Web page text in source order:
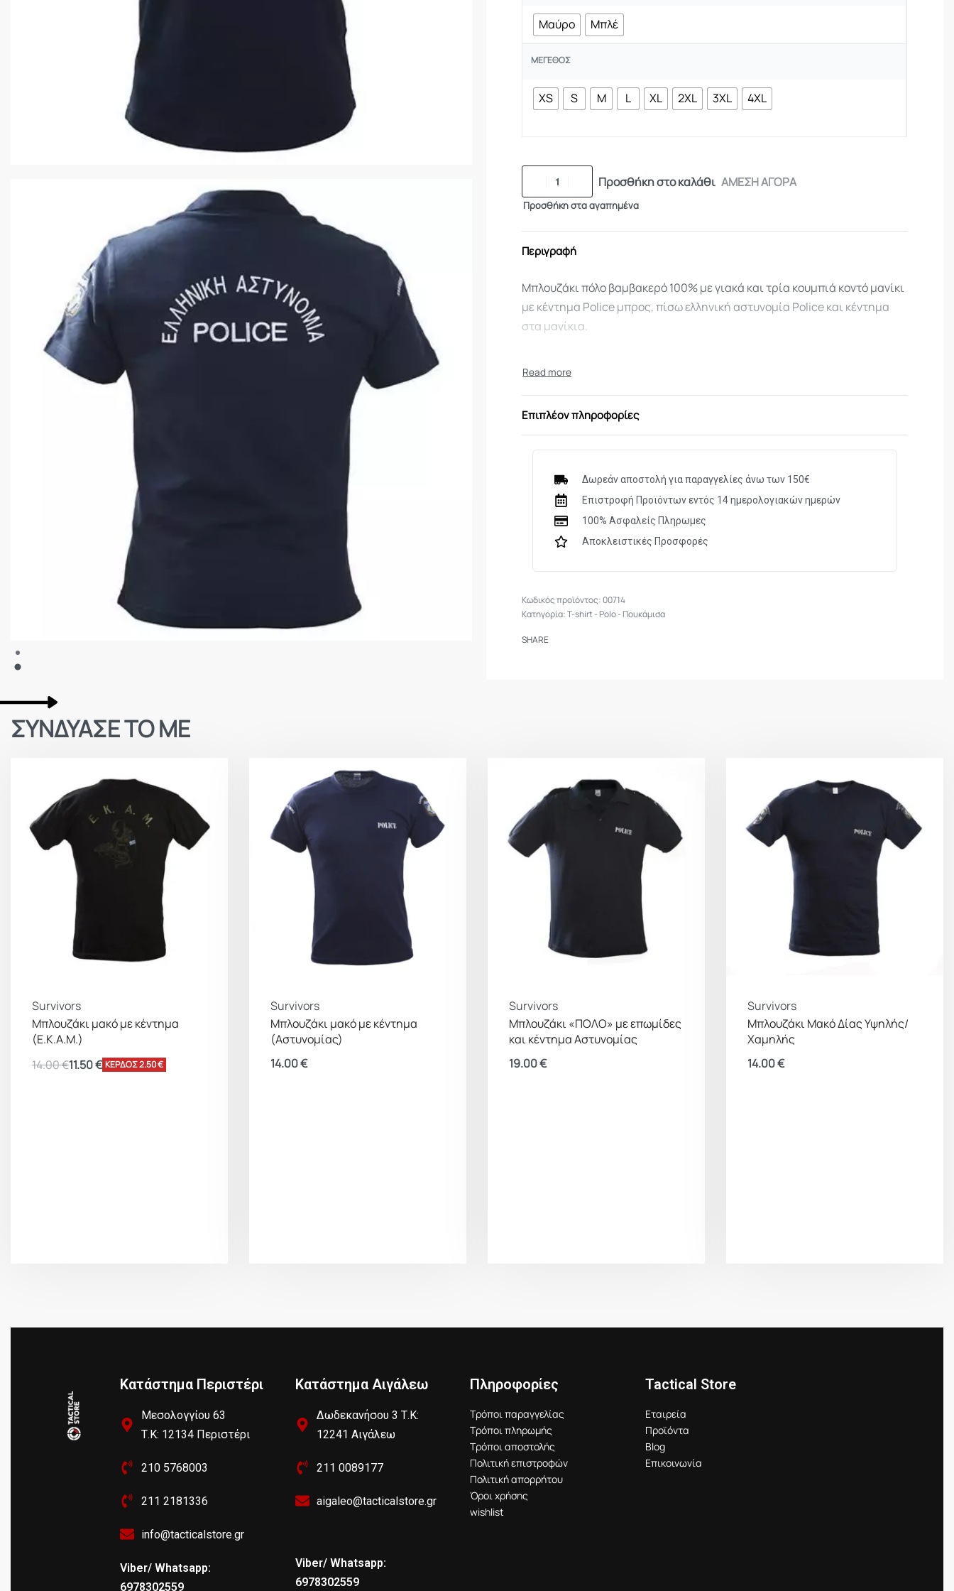
Μαύρο Μπλέ
ΜΈΓΕΘΟΣ
XS S M L XL 2XL 3XL 4XL
Προσθήκη στο καλάθι ΑΜΕΣΗ ΑΓΟΡΑ
Προσθήκη στα αγαπημένα
Περιγραφή
Μπλουζάκι πόλο βαμβακερό 100% με γιακά και τρία κουμπιά κοντό μανίκι
με κέντημα Police μπρος, πίσω ελληνική αστυνομία Police και κέντημα
στα μανίκια.
Επιπλέον πληροφορίες
Δωρεάν αποστολή για παραγγελίες άνω των 150€
Επιστροφή Προϊόντων εντός 14 ημερολογιακών ημερών
100% Ασφαλείς Πληρωμες
Αποκλειστικές Προσφορές
00714
Κατηγορία:T-shirt - Polo - Πουκάμισα
SHARE
ΣΥΝΔΥΑΣΕ ΤΟ ΜΕ
Survivors
Μπλουζάκι μακό με κέντημα
(Ε.Κ.Α.Μ.)
14.00€11.50€ ΚΕΡΔΟΣ 2.50 €
Survivors
Μπλουζάκι μακό με κέντημα
(Αστυνομίας)
14.00€
Survivors
Μπλουζάκι «ΠΟΛΟ» με επωμίδες
και κέντημα Αστυνομίας
19.00€
Survivors
Μπλουζάκι Μακό Δίας Υψηλής/
Χαμηλής
14.00€
Κατάστημα Περιστέρι
Μεσολογγίου 63
Τ.Κ: 12134 Περιστέρι
210 5768003
211 2181336
info@tacticalstore.gr
Viber/ Whatsapp:
6978302559
Κατάστημα Αιγάλεω
Δωδεκανήσου 3 Τ.Κ:
12241 Αιγάλεω
211 0089177
aigaleo@tacticalstore.gr
Viber/ Whatsapp:
6978302559
Πληροφορίες
Τρόποι παραγγελίας
Τρόποι πληρωμής
Τρόποι αποστολής
Πολιτική επιστροφών
Πολιτική απορρήτου
Όροι χρήσης
wishlist
Tactical Store
Εταιρεία
Προϊόντα
Blog
Επικοινωνία